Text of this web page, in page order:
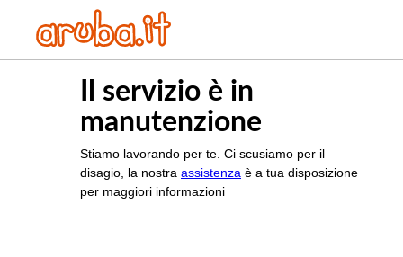
Il servizio è in
manutenzione
Stiamo lavorando per te. Ci scusiamo per il
disagio, la nostra assistenza è a tua disposizione
per maggiori informazioni